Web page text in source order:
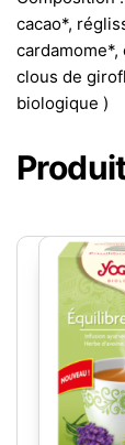
cacao*,
clous de
biologique )